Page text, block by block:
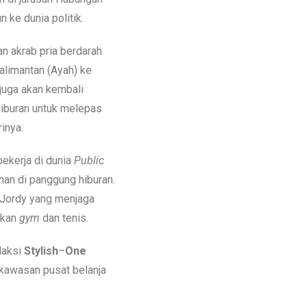
ke dunia politik.
akrab pria berdarah
(Ayah) ke
akan kembali
untuk melepas
di dunia Public
di panggung hiburan.
yang menjaga
gym dan tenis.
Stylish–One
pusat belanja